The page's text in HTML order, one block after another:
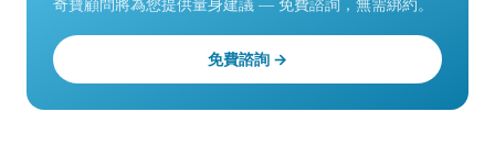
奇寶顧問將為您提供量身建議 — 免費諮詢，無需綁約。
免費諮詢 →